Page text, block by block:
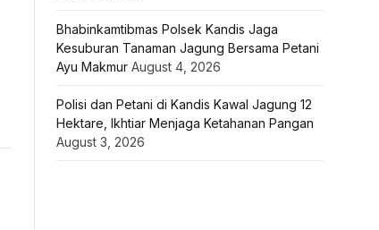
Bhabinkamtibmas Polsek Kandis Jaga
Kesuburan Tanaman Jagung Bersama Petani
Ayu Makmur August 4, 2026
Polisi dan Petani di Kandis Kawal Jagung 12
Hektare, Ikhtiar Menjaga Ketahanan Pangan
August 3, 2026